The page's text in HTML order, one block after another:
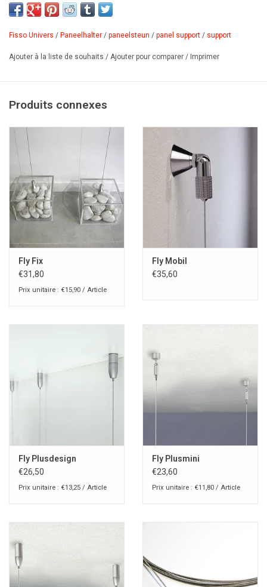
par des vis sans tête. Fixation: support de panneaux pour câble,
panneau: 8mm. Diamètre max. du câble: Ø1,8mm.
PDF
Fisso Univers / Paneelhalter / paneelsteun / panel support / support
Ajouter à la liste de souhaits / Ajouter pour comparer / Imprimer
Produits connexes
Fly Fix
€31,80
Prix unitaire : €15,90 / Article
Fly Mobil
€35,60
Fly Plusdesign
€26,50
Prix unitaire : €13,25 / Article
Fly Plusmini
€23,60
Prix unitaire : €11,80 / Article